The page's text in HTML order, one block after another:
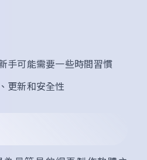
手可能需要一些時間習慣
更新和安全性